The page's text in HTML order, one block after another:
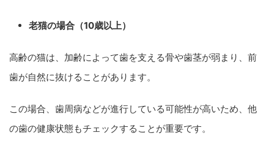
老猫の場合（10歳以上）
高齢の猫は、加齢によって歯を支える骨や歯茎が弱まり、前
歯が自然に抜けることがあります。
この場合、歯周病などが進行している可能性が高いため、他
の歯の健康状態もチェックすることが重要です。